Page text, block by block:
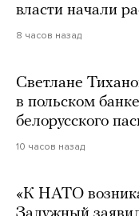
власти начали
8 часов назад
Светлане
в польском
белорусского
10 часов назад
«К НАТО